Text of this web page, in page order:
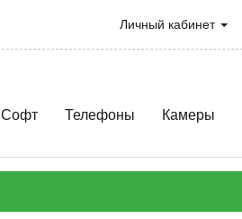
Личный кабинет
Софт Телефоны Камеры